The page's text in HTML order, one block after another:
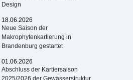
Design
18.06.2026
Neue Saison der
Makrophytenkartierung in
Brandenburg gestartet
01.06.2026
Abschluss der Kartiersaison
2025/2026 der Gewässerstruktur